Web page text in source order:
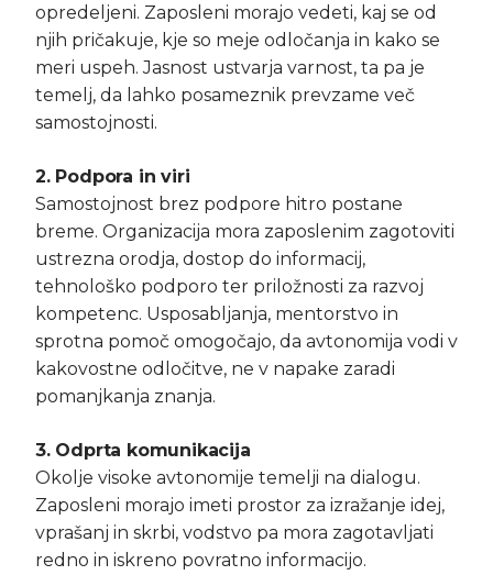
opredeljeni. Zaposleni morajo vedeti, kaj se od
njih pričakuje, kje so meje odločanja in kako se
meri uspeh. Jasnost ustvarja varnost, ta pa je
temelj, da lahko posameznik prevzame več
samostojnosti.
2. Podpora in viri
Samostojnost brez podpore hitro postane
breme. Organizacija mora zaposlenim zagotoviti
ustrezna orodja, dostop do informacij,
tehnološko podporo ter priložnosti za razvoj
kompetenc. Usposabljanja, mentorstvo in
sprotna pomoč omogočajo, da avtonomija vodi v
kakovostne odločitve, ne v napake zaradi
pomanjkanja znanja.
3. Odprta komunikacija
Okolje visoke avtonomije temelji na dialogu.
Zaposleni morajo imeti prostor za izražanje idej,
vprašanj in skrbi, vodstvo pa mora zagotavljati
redno in iskreno povratno informacijo.